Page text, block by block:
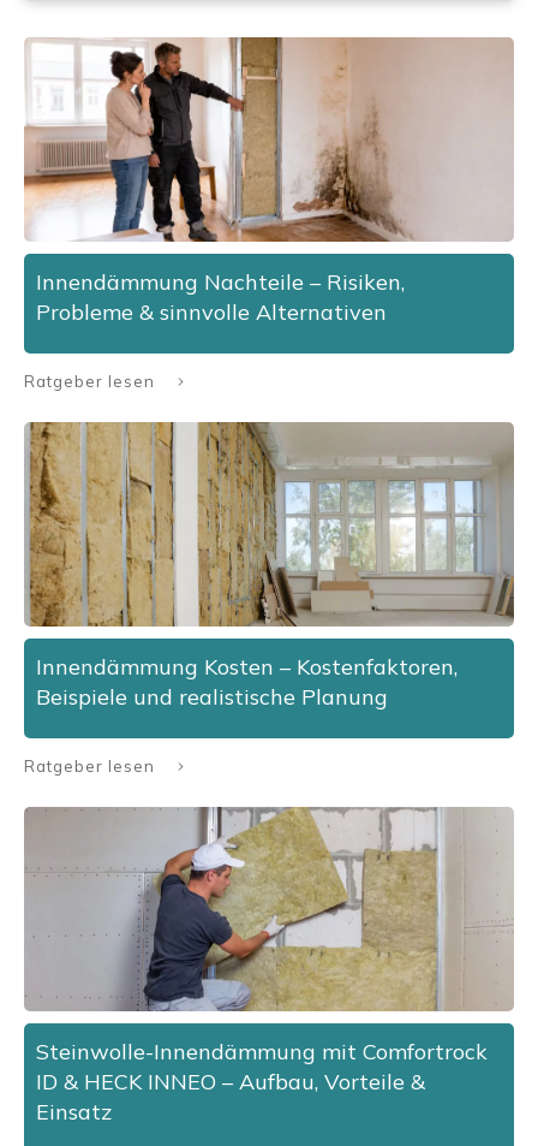
Innendämmung Nachteile – Risiken,
Probleme & sinnvolle Alternativen
Ratgeber lesen
Innendämmung Kosten – Kostenfaktoren,
Beispiele und realistische Planung
Ratgeber lesen
Steinwolle-Innendämmung mit Comfortrock
ID & HECK INNEO – Aufbau, Vorteile &
Einsatz